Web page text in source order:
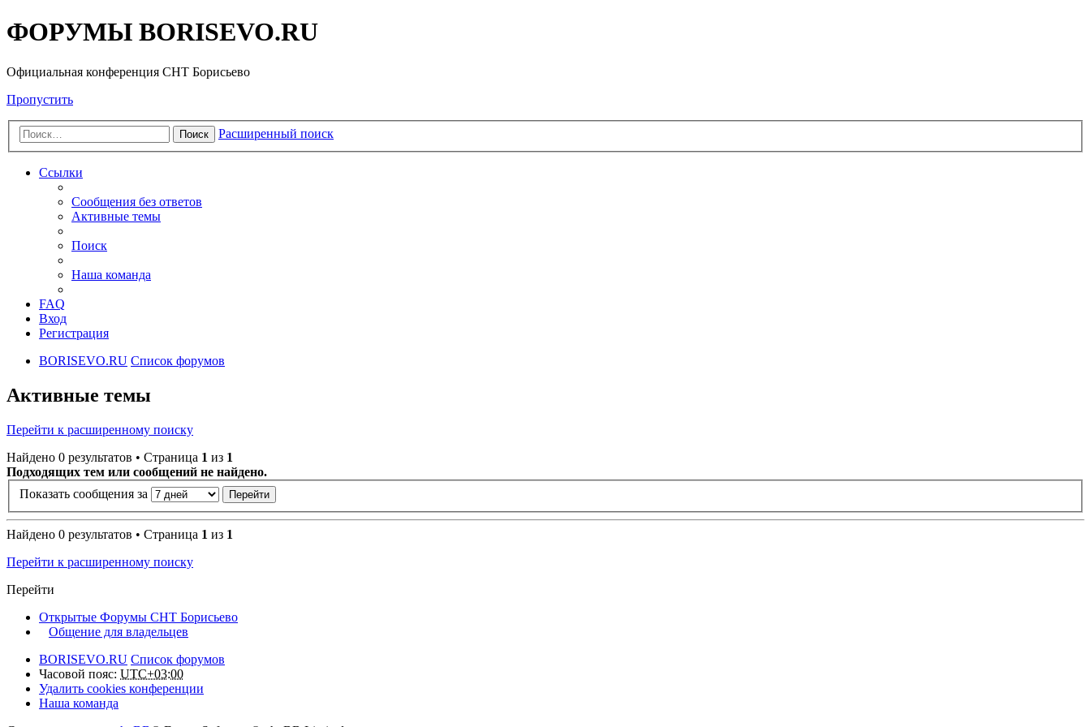
ФОРУМЫ BORISEVO.RU
Официальная конференция СНТ Борисьево
Пропустить
Поиск Расширенный поиск
Ссылки
Сообщения без ответов
Активные темы
Поиск
Наша команда
FAQ
Вход
Регистрация
BORISEVO.RU Список форумов
Активные темы
Перейти к расширенному поиску
Найдено 0 результатов • Страница 1 из 1
Подходящих тем или сообщений не найдено.
Показать сообщения за
Найдено 0 результатов • Страница 1 из 1
Перейти к расширенному поиску
Перейти
Открытые Форумы СНТ Борисьево
Общение для владельцев
BORISEVO.RU Список форумов
Часовой пояс: UTC+03:00
Удалить cookies конференции
Наша команда